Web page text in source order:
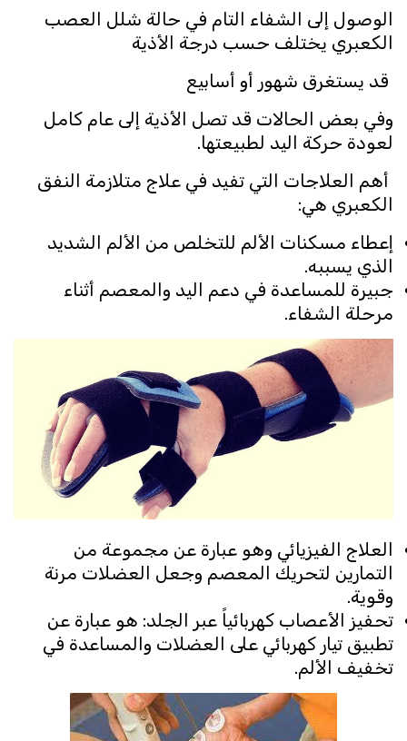
الوصول إلى الشفاء التام في حالة شلل العصب
الكعبري يختلف حسب درجة الأذية
قد يستغرق شهور أو أسابيع
وفي بعض الحالات قد تصل الأذية إلى عام كامل
لعودة حركة اليد لطبيعتها.
أهم العلاجات التي تفيد في علاج متلازمة النفق
الكعبري هي:
إعطاء مسكنات الألم للتخلص من الألم الشديد
الذي يسببه.
جبيرة للمساعدة في دعم اليد والمعصم أثناء
مرحلة الشفاء.
العلاج الفيزيائي وهو عبارة عن مجموعة من
التمارين لتحريك المعصم وجعل العضلات مرنة
وقوية.
تحفيز الأعصاب كهربائياً عبر الجلد: هو عبارة عن
تطبيق تيار كهربائي على العضلات والمساعدة في
تخفيف الألم.